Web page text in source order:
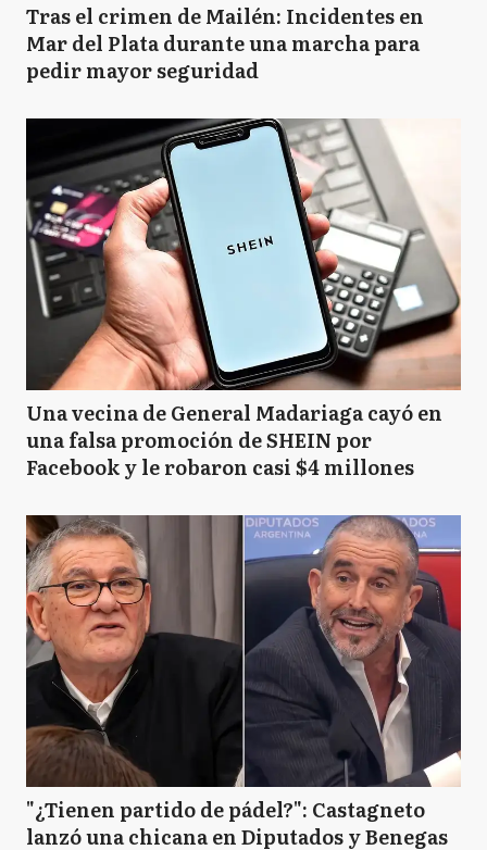
Tras el crimen de Mailén: Incidentes en
Mar del Plata durante una marcha para
pedir mayor seguridad
Una vecina de General Madariaga cayó en
una falsa promoción de SHEIN por
Facebook y le robaron casi $4 millones
"¿Tienen partido de pádel?": Castagneto
lanzó una chicana en Diputados y Benegas